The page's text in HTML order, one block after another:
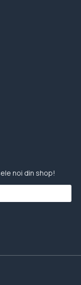
noi din shop!